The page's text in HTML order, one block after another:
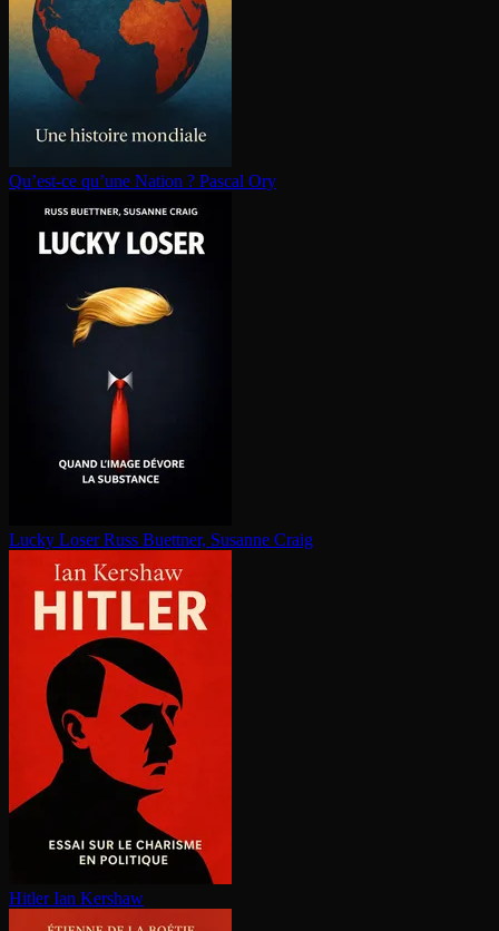
Qu’est-ce qu’une Nation ? Pascal Ory
Lucky Loser Russ Buettner, Susanne Craig
Hitler Ian Kershaw